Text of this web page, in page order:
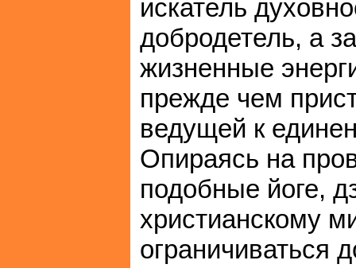
искатель
добродетель, а
жизненные
прежде чем
ведущей к
Опираясь на
подобные йоге,
христианскому
ограничиваться